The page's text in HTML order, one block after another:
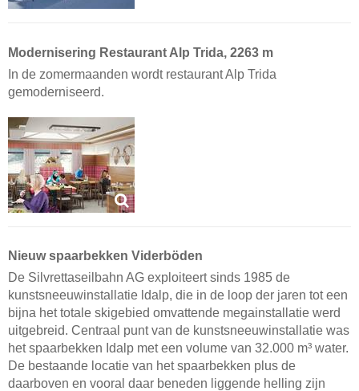
Modernisering Restaurant Alp Trida, 2263 m
In de zomermaanden wordt restaurant Alp Trida
gemoderniseerd.
Nieuw spaarbekken Viderböden
De Silvrettaseilbahn AG exploiteert sinds 1985 de
kunstsneeuwinstallatie ldalp, die in de loop der jaren tot een
bijna het totale skigebied omvattende megainstallatie werd
uitgebreid. Centraal punt van de kunstsneeuwinstallatie was
het spaarbekken Idalp met een volume van 32.000 m³ water.
De bestaande locatie van het spaarbekken plus de
daarboven en vooral daar beneden liggende helling zijn